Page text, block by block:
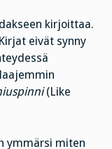
kirjoittaa.
eivät synny
(Like
ymmärsi miten